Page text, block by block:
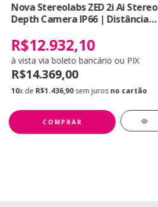
Nova Stereolabs ZED 2i Ai Stereo
Depth Camera IP66 | Distância
de 10 mts | No Polarizer
R$12.932,10
à vista via boleto bancário ou PIX
R$14.369,00
10x de R$1.436,90sem jurosno cartão